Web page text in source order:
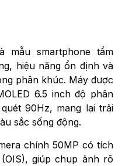
mẫu smartphone tầm
hiệu năng ổn định và
phân khúc. Máy được
6.5 inch độ phân
90Hz, mang lại trải
sắc sống động.
chính 50MP có tích
giúp chụp ảnh rõ